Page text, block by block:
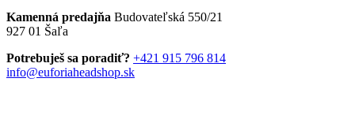
Kamenná predajňa Budovateľská 550/21
927 01 Šaľa
Potrebuješ sa poradiť? +421 915 796 814
info@euforiaheadshop.sk